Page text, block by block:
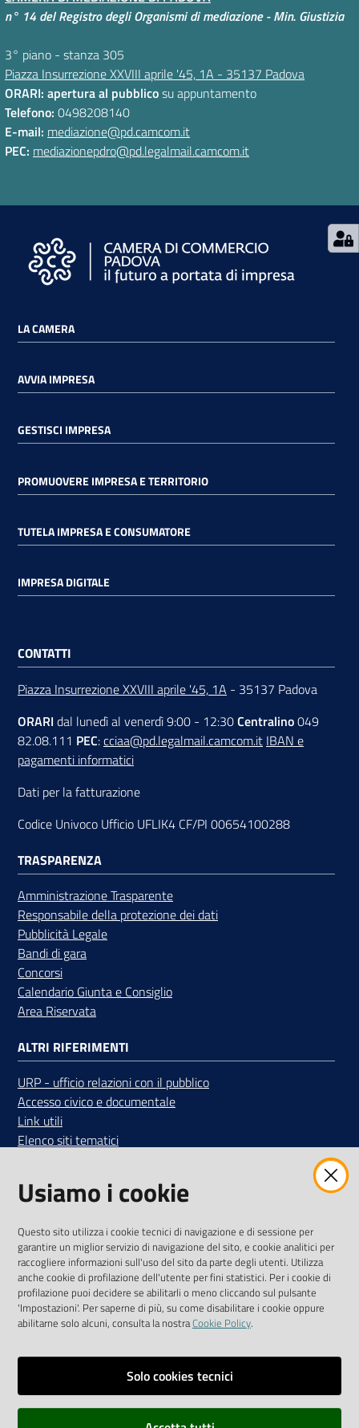
n° 14 del Registro degli Organismi di mediazione - Min. Giustizia
3° piano - stanza 305
Piazza Insurrezione XXVIII aprile '45, 1A - 35137 Padova
ORARI: apertura al pubblicosu appuntamento
Telefono: 0498208140
E-mail: mediazione@pd.camcom.it
PEC: mediazionepdro@pd.legalmail.camcom.it
LA CAMERA
AVVIA IMPRESA
GESTISCI IMPRESA
PROMUOVERE IMPRESA E TERRITORIO
TUTELA IMPRESA E CONSUMATORE
IMPRESA DIGITALE
CONTATTI
Piazza Insurrezione XXVIII aprile '45, 1A - 35137 Padova
ORARI dal lunedì al venerdì 9:00 - 12:30Centralino049
82.08.111 PEC:cciaa@pd.legalmail.camcom.it IBAN e
pagamenti informatici
Dati per la fatturazione
Codice Univoco Ufficio UFLIK4 CF/PI 00654100288
TRASPARENZA
Amministrazione Trasparente
Responsabile della protezione dei dati
Pubblicità Legale
Bandi di gara
Concorsi
Calendario Giunta e Consiglio
Area Riservata
ALTRI RIFERIMENTI
URP - ufficio relazioni con il pubblico
Accesso civico e documentale
Link utili
Elenco siti tematici
Ricevi tutti gli aggiornamenti su eventi, nuove opportunità e
adempimenti normativi
Privacy policy
Usiamo i cookie
Questo sito utilizza i cookie tecnici di navigazione e di sessione per
garantire un miglior servizio di navigazione del sito, e cookie analitici per
raccogliere informazioni sull'uso del sito da parte degli utenti. Utilizza
anche cookie di profilazione dell'utente per fini statistici. Per i cookie di
profilazione puoi decidere se abilitarli o meno cliccando sul pulsante
'Impostazioni'. Per saperne di più, su come disabilitare i cookie oppure
abilitarne solo alcuni, consulta la nostraCookie Policy.
Solo cookies tecnici